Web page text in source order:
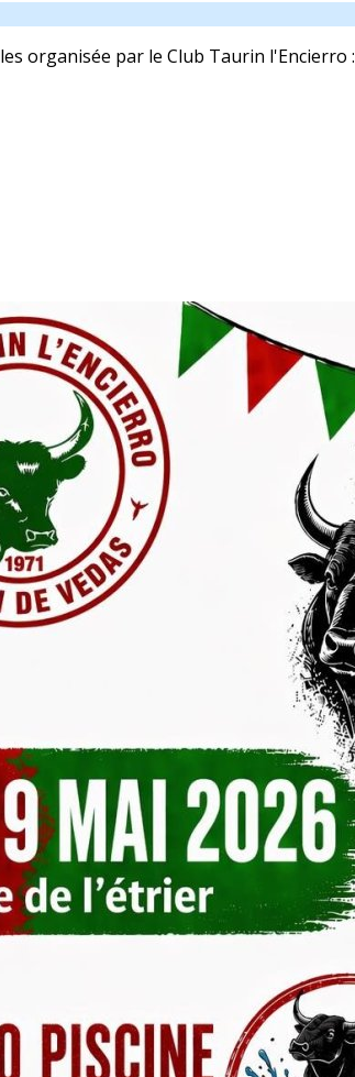
organisée par le Club Taurin l'Encierro :